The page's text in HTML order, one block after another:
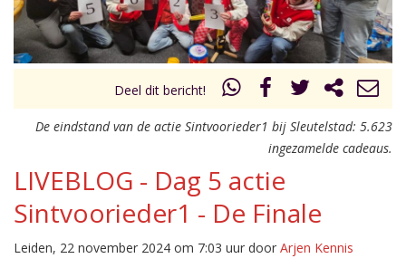
Deel dit bericht!
De eindstand van de actie Sintvoorieder1 bij Sleutelstad: 5.623
ingezamelde cadeaus.
LIVEBLOG - Dag 5 actie
Sintvoorieder1 - De Finale
Leiden, 22 november 2024 om 7:03 uur door Arjen Kennis